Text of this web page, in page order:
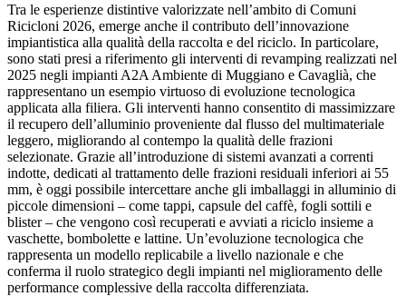
Tra le esperienze distintive valorizzate nell’ambito di Comuni
Ricicloni 2026, emerge anche il contributo dell’innovazione
impiantistica alla qualità della raccolta e del riciclo. In particolare,
sono stati presi a riferimento gli interventi di revamping realizzati nel
2025 negli impianti A2A Ambiente di Muggiano e Cavaglià, che
rappresentano un esempio virtuoso di evoluzione tecnologica
applicata alla filiera. Gli interventi hanno consentito di massimizzare
il recupero dell’alluminio proveniente dal flusso del multimateriale
leggero, migliorando al contempo la qualità delle frazioni
selezionate. Grazie all’introduzione di sistemi avanzati a correnti
indotte, dedicati al trattamento delle frazioni residuali inferiori ai 55
mm, è oggi possibile intercettare anche gli imballaggi in alluminio di
piccole dimensioni – come tappi, capsule del caffè, fogli sottili e
blister – che vengono così recuperati e avviati a riciclo insieme a
vaschette, bombolette e lattine. Un’evoluzione tecnologica che
rappresenta un modello replicabile a livello nazionale e che
conferma il ruolo strategico degli impianti nel miglioramento delle
performance complessive della raccolta differenziata.